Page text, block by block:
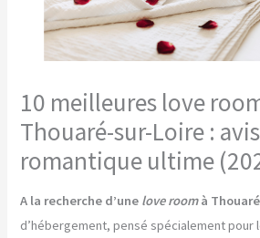
10 meilleures love
Thouaré-sur-Loire :
romantique ultime
A la recherche d’une love roomà
d’hébergement, pensé spécialement pour